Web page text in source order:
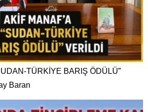
TÜRKİYE BARIŞ ÖDÜLÜ”
Baran